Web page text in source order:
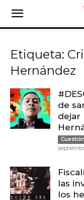
Etiqueta:
Hernández
de
dejar
las
los